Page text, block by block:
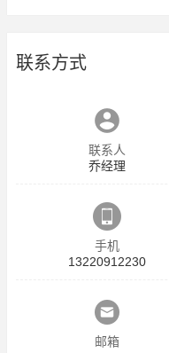
联系方式
联系人
乔经理
手机
13220912230
邮箱